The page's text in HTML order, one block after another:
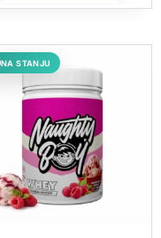
NA STANJU